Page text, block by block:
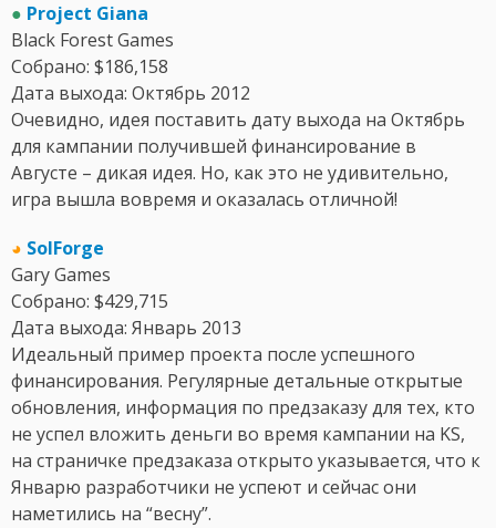
● Project Giana
Black Forest Games
Собрано: $186,158
Дата выхода: Октябрь 2012
Очевидно, идея поставить дату выхода на Октябрь
для кампании получившей финансирование в
Августе – дикая идея. Но, как это не удивительно,
игра вышла вовремя и оказалась отличной!
◕ SolForge
Gary Games
Собрано: $429,715
Дата выхода: Январь 2013
Идеальный пример проекта после успешного
финансирования. Регулярные детальные открытые
обновления, информация по предзаказу для тех, кто
не успел вложить деньги во время кампании на KS,
на страничке предзаказа открыто указывается, что к
Январю разработчики не успеют и сейчас они
наметились на “весну”.